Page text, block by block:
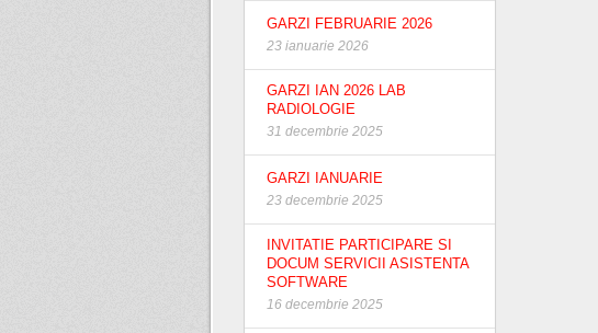
GARZI FEBRUARIE 2026
23 ianuarie 2026
GARZI IAN 2026 LAB
RADIOLOGIE
31 decembrie 2025
GARZI IANUARIE
23 decembrie 2025
INVITATIE PARTICIPARE SI
DOCUM SERVICII ASISTENTA
SOFTWARE
16 decembrie 2025